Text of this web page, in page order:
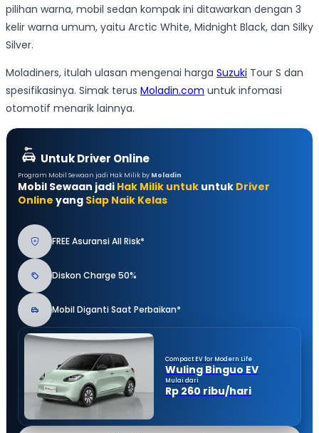
pilihan warna, mobil sedan kompak ini ditawarkan dengan 3
kelir warna umum, yaitu Arctic White, Midnight Black, dan Silky
Silver.
Moladiners, itulah ulasan mengenai harga Suzuki Tour S dan
spesifikasinya. Simak terus Moladin.com untuk infomasi
otomotif menarik lainnya.
Untuk Driver Online
Program Mobil Sewaan jadi Hak Milik by Moladin
Mobil Sewaan jadi Hak Milik untuk untuk Driver
Online yang Siap Naik Kelas
FREE Asuransi All Risk*
Diskon Charge 50%
Mobil Diganti Saat Perbaikan*
Compact EV for Modern Life
Wuling Binguo EV
Mulai dari
Rp 260 ribu/hari